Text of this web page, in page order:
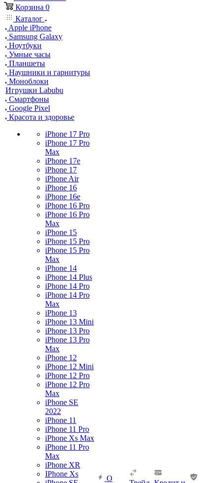
Корзина 0
Каталог
Apple iPhone
Samsung Galaxy
Ноутбуки
Умные часы
Планшеты
Наушники и гарнитуры
Моноблоки
Игрушки Labubu
Смартфоны
Google Pixel
Красота и здоровье
iPhone 17 Pro
iPhone 17 Pro
Max
iPhone 17e
iPhone 17
iPhone Air
iPhone 16
iPhone 16e
iPhone 16 Pro
iPhone 16 Pro
Max
iPhone 15
iPhone 15 Pro
iPhone 15 Pro
Max
iPhone 14
iPhone 14 Plus
iPhone 14 Pro
iPhone 14 Pro
Max
iPhone 13
iPhone 13 Mini
iPhone 13 Pro
iPhone 13 Pro
Max
iPhone 12
iPhone 12 Mini
iPhone 12 Pro
iPhone 12 Pro
Max
iPhone SE
2022
iPhone 11
iPhone 11 Pro
iPhone Xs Max
iPhone 11 Pro
Max
iPhone XR
IPhone Xs
О